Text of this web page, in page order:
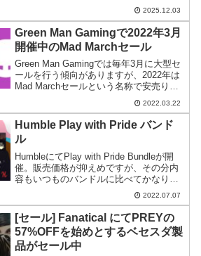
2025.12.03
Green Man Gamingで2022年3月
開催中のMad Marchセール
Green Man Gamingでは毎年3月に大型セ
ールを行う傾向がありますが、2022年は
Mad Marchセールという名称で安売りセ
ールが行われています。その内容を簡単
2022.03.22
Humble Play with Pride バンド
ル
HumbleにてPlay with Pride Bundleが開
催。販売価格が抑えめですが、その分内
容もいつものバンドルに比べてかなり控
2022.07.07
[セール] Fanatical にてPREYの
57%OFFを始めとするベセスダ製
品がセール中